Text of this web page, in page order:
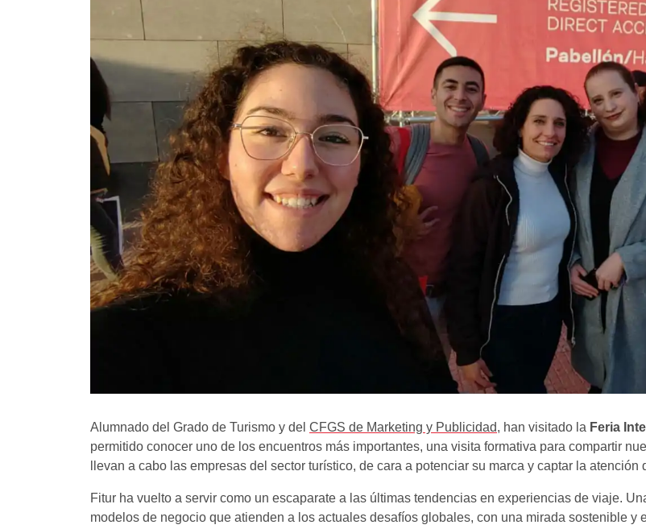
Alumnado del Grado de Turismo y del CFGS de Marketing y Publicidad, han visitado la Feria
permitido conocer uno de los encuentros más importantes, una visita formativa para compartir
llevan a cabo las empresas del sector turístico, de cara a potenciar su marca y captar la atención
Fitur ha vuelto a servir como un escaparate a las últimas tendencias en experiencias de viaje.
modelos de negocio que atienden a los actuales desafíos globales, con una mirada sostenible